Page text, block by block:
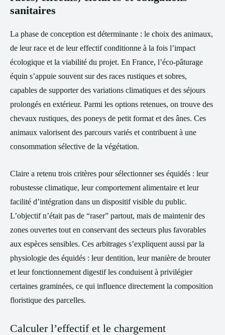
sanitaires
La phase de conception est déterminante : le choix des animaux,
de leur race et de leur effectif conditionne à la fois l’impact
écologique et la viabilité du projet. En France, l’éco-pâturage
équin s’appuie souvent sur des races rustiques et sobres,
capables de supporter des variations climatiques et des séjours
prolongés en extérieur. Parmi les options retenues, on trouve des
chevaux rustiques, des poneys de petit format et des ânes. Ces
animaux valorisent des parcours variés et contribuent à une
consommation sélective de la végétation.
Claire a retenu trois critères pour sélectionner ses équidés : leur
robustesse climatique, leur comportement alimentaire et leur
facilité d’intégration dans un dispositif visible du public.
L’objectif n’était pas de “raser” partout, mais de maintenir des
zones ouvertes tout en conservant des secteurs plus favorables
aux espèces sensibles. Ces arbitrages s’expliquent aussi par la
physiologie des équidés : leur dentition, leur manière de brouter
et leur fonctionnement digestif les conduisent à privilégier
certaines graminées, ce qui influence directement la composition
floristique des parcelles.
Calculer l’effectif et le chargement